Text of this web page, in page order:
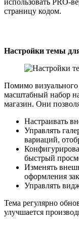
использовать PRO-
страницу кодом.
Настройки темы
Помимо визуального
масштабный набор
магазин. Они
Настраивать
Управлять
вариаций,
быстрый
Изменять
оформления
Управлять
Тема регулярно
улучшается